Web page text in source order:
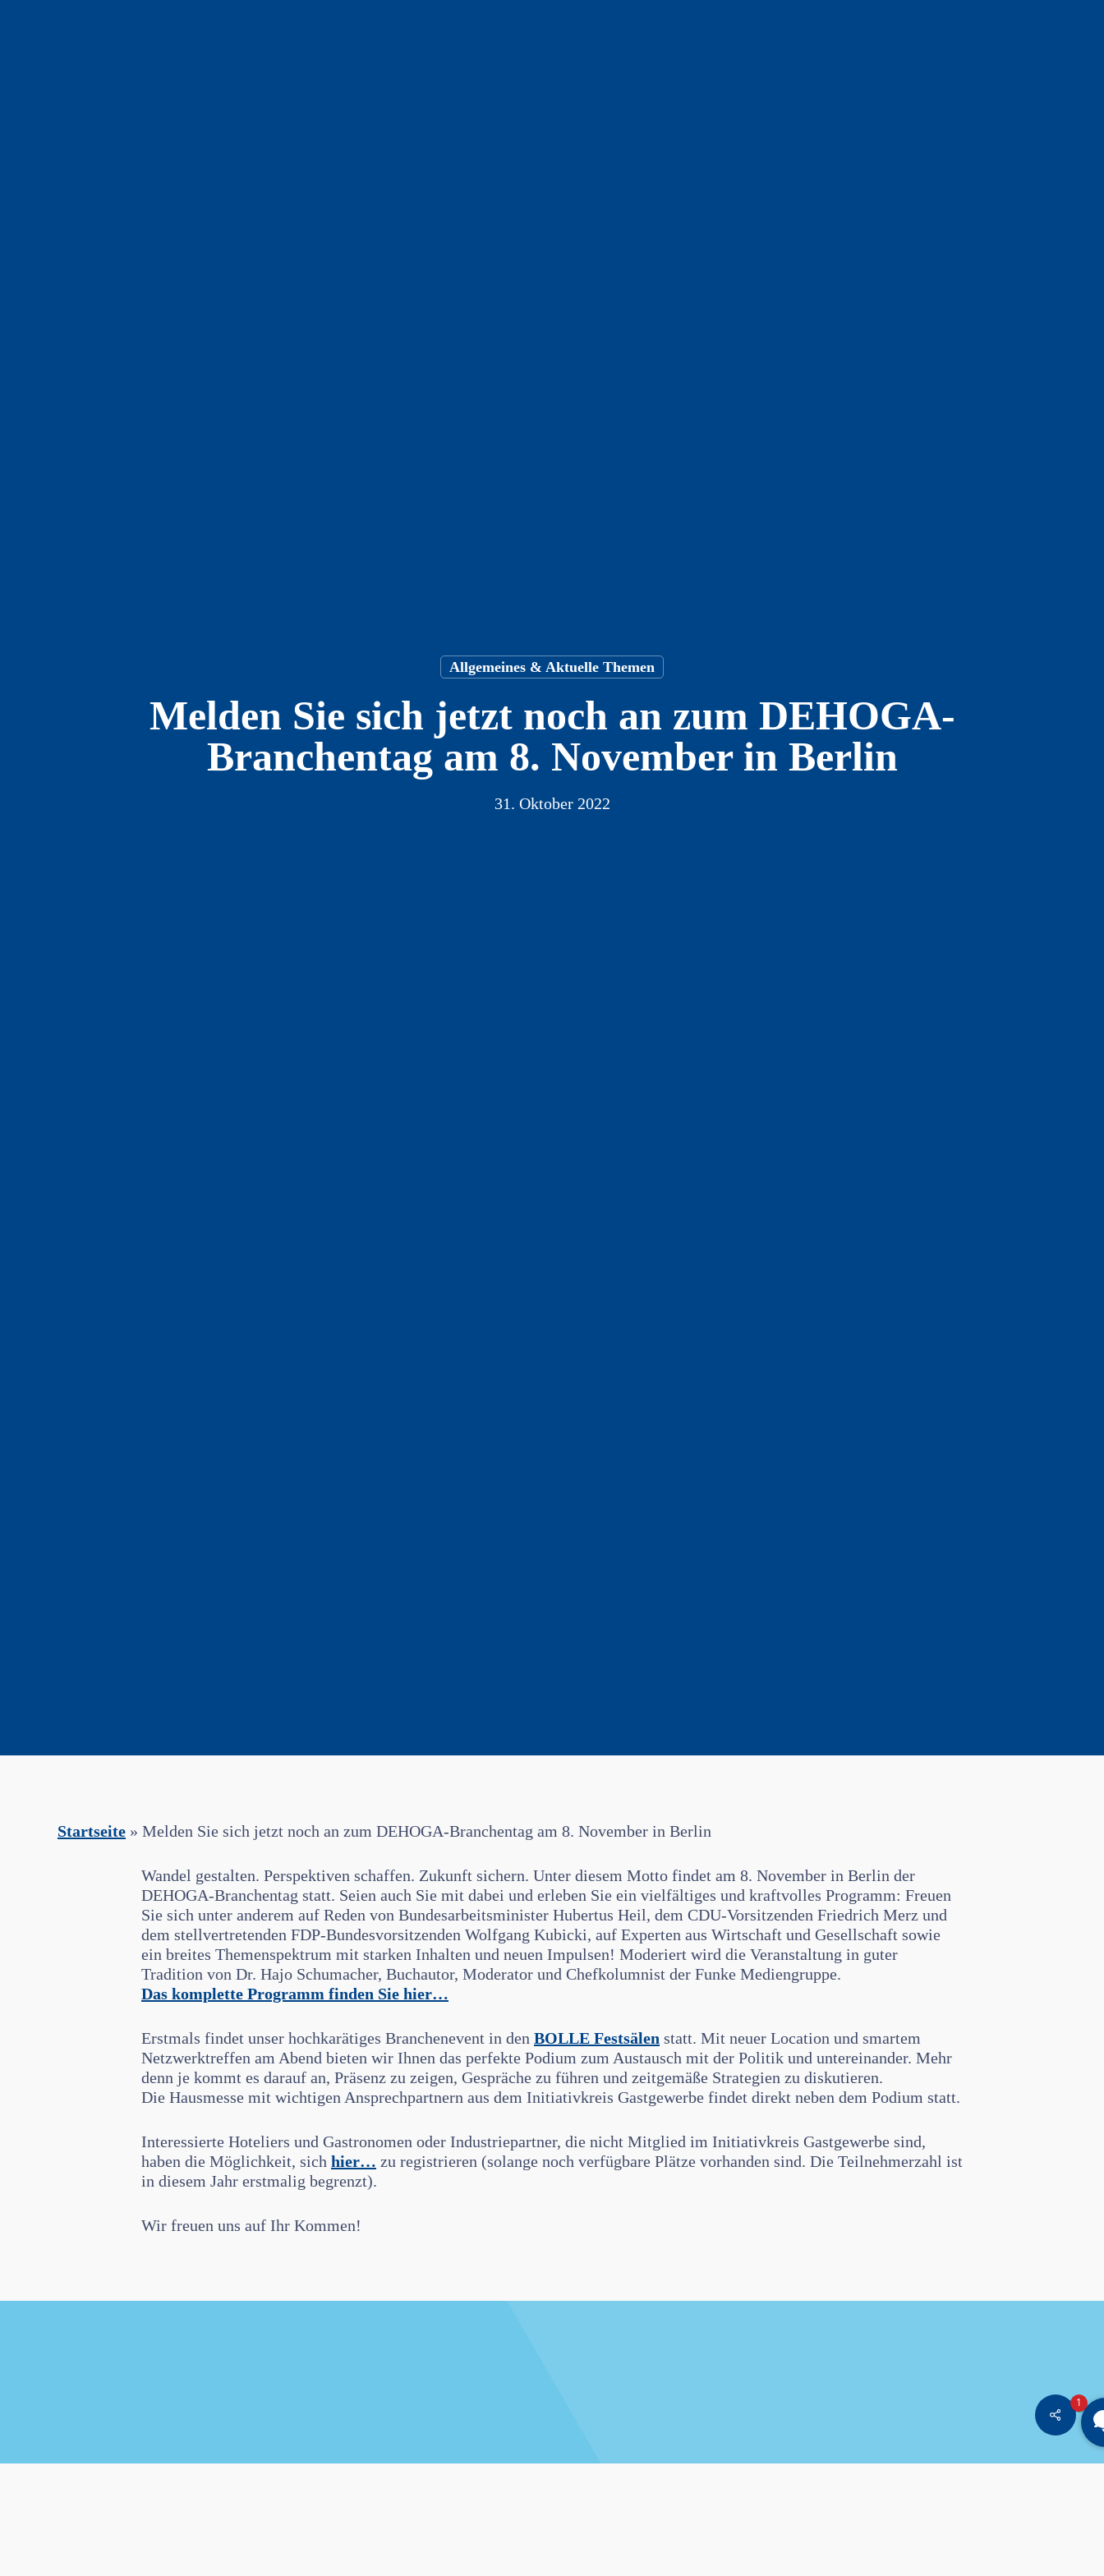
Allgemeines & Aktuelle Themen
Melden Sie sich jetzt noch an zum DEHOGA-
Branchentag am 8. November in Berlin
31. Oktober 2022
Startseite » Melden Sie sich jetzt noch an zum DEHOGA-Branchentag am 8. November in Berlin
Wandel gestalten. Perspektiven schaffen. Zukunft sichern. Unter diesem Motto findet am 8. November in Berlin der
DEHOGA-Branchentag statt. Seien auch Sie mit dabei und erleben Sie ein vielfältiges und kraftvolles Programm: Freuen
Sie sich unter anderem auf Reden von Bundesarbeitsminister Hubertus Heil, dem CDU-Vorsitzenden Friedrich Merz und
dem stellvertretenden FDP-Bundesvorsitzenden Wolfgang Kubicki, auf Experten aus Wirtschaft und Gesellschaft sowie
ein breites Themenspektrum mit starken Inhalten und neuen Impulsen! Moderiert wird die Veranstaltung in guter
Tradition von Dr. Hajo Schumacher, Buchautor, Moderator und Chefkolumnist der Funke Mediengruppe.
Das komplette Programm finden Sie hier…
Erstmals findet unser hochkarätiges Branchenevent in den BOLLE Festsälen statt. Mit neuer Location und smartem
Netzwerktreffen am Abend bieten wir Ihnen das perfekte Podium zum Austausch mit der Politik und untereinander. Mehr
denn je kommt es darauf an, Präsenz zu zeigen, Gespräche zu führen und zeitgemäße Strategien zu diskutieren.
Die Hausmesse mit wichtigen Ansprechpartnern aus dem Initiativkreis Gastgewerbe findet direkt neben dem Podium statt.
Interessierte Hoteliers und Gastronomen oder Industriepartner, die nicht Mitglied im Initiativkreis Gastgewerbe sind,
haben die Möglichkeit, sich hier… zu registrieren (solange noch verfügbare Plätze vorhanden sind. Die Teilnehmerzahl ist
in diesem Jahr erstmalig begrenzt).
Wir freuen uns auf Ihr Kommen!
Share
1